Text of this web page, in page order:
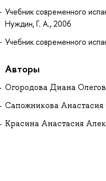
Учебник современного
Нуждин, Г. А., 2006
Учебник современного
Авторы
Огородова Диана
Сапожникова Анастасия
Красина Анастасия